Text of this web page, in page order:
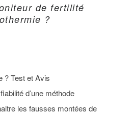
de fertilité
?
? Test et Avis
d’une méthode
les fausses montées de